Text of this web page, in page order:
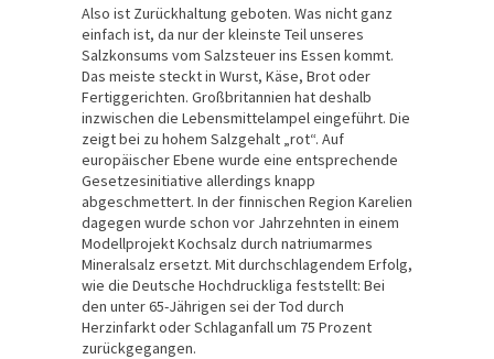
Also ist Zurückhaltung geboten. Was nicht ganz
einfach ist, da nur der kleinste Teil unseres
Salzkonsums vom Salzsteuer ins Essen kommt.
Das meiste steckt in Wurst, Käse, Brot oder
Fertiggerichten. Großbritannien hat deshalb
inzwischen die Lebensmittelampel eingeführt. Die
zeigt bei zu hohem Salzgehalt „rot“. Auf
europäischer Ebene wurde eine entsprechende
Gesetzesinitiative allerdings knapp
abgeschmettert. In der finnischen Region Karelien
dagegen wurde schon vor Jahrzehnten in einem
Modellprojekt Kochsalz durch natriumarmes
Mineralsalz ersetzt. Mit durchschlagendem Erfolg,
wie die Deutsche Hochdruckliga feststellt: Bei
den unter 65-Jährigen sei der Tod durch
Herzinfarkt oder Schlaganfall um 75 Prozent
zurückgegangen.